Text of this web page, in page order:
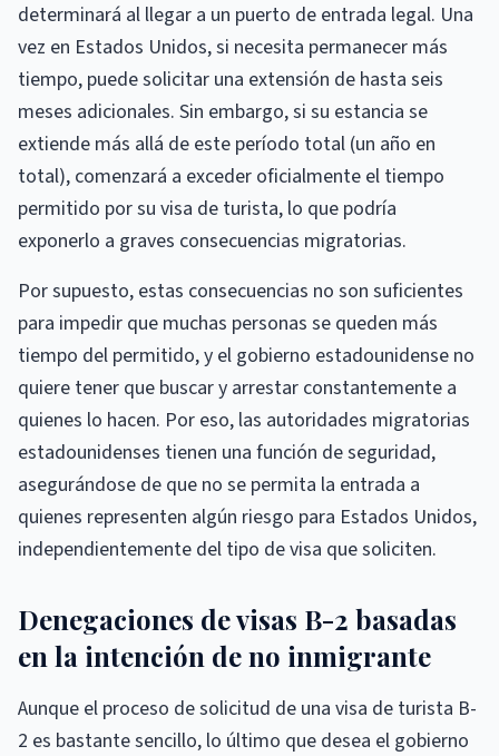
determinará al llegar a un puerto de entrada legal. Una
vez en Estados Unidos, si necesita permanecer más
tiempo, puede solicitar una extensión de hasta seis
meses adicionales. Sin embargo, si su estancia se
extiende más allá de este período total (un año en
total), comenzará a exceder oficialmente el tiempo
permitido por su visa de turista, lo que podría
exponerlo a graves consecuencias migratorias.
Por supuesto, estas consecuencias no son suficientes
para impedir que muchas personas se queden más
tiempo del permitido, y el gobierno estadounidense no
quiere tener que buscar y arrestar constantemente a
quienes lo hacen. Por eso, las autoridades migratorias
estadounidenses tienen una función de seguridad,
asegurándose de que no se permita la entrada a
quienes representen algún riesgo para Estados Unidos,
independientemente del tipo de visa que soliciten.
Denegaciones de visas B-2 basadas
en la intención de no inmigrante
Aunque el proceso de solicitud de una visa de turista B-
2 es bastante sencillo, lo último que desea el gobierno